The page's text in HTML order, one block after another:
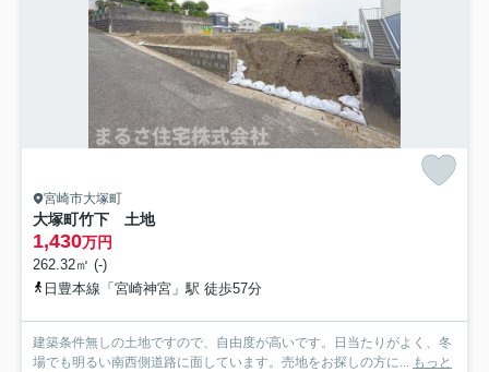
宮崎市大塚町
大塚町竹下 土地
1,430万円
262.32㎡ (-)
日豊本線「宮崎神宮」駅 徒歩57分
建築条件無しの土地ですので、自由度が高いです。日当たりがよく、冬
場でも明るい南西側道路に面しています。売地をお探しの方に... もっと